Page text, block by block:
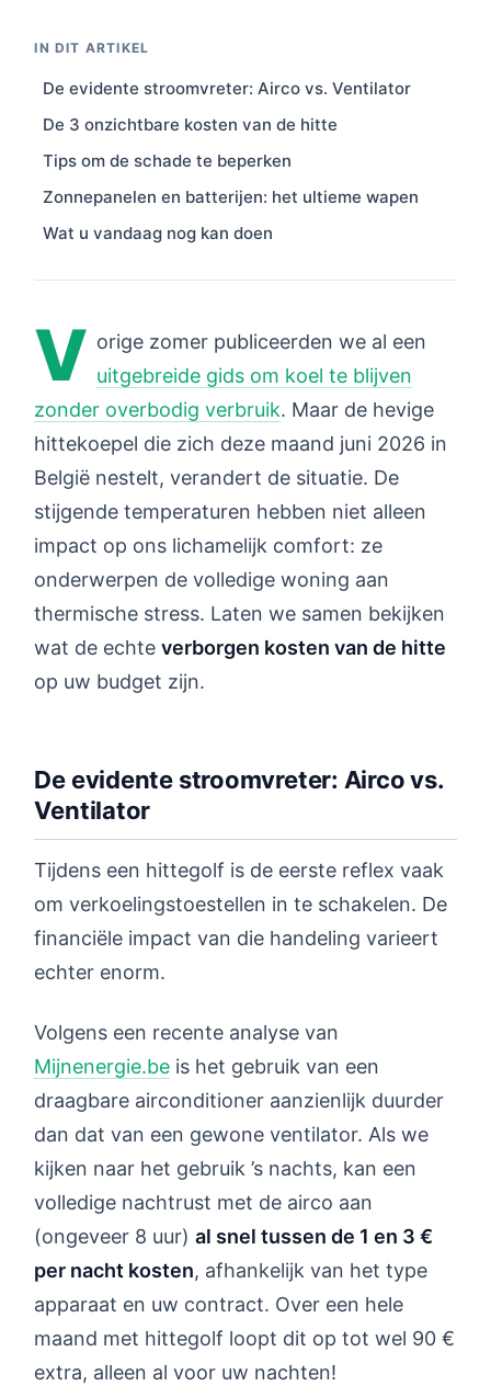
IN DIT ARTIKEL
De evidente stroomvreter: Airco vs. Ventilator
De 3 onzichtbare kosten van de hitte
Tips om de schade te beperken
Zonnepanelen en batterijen: het ultieme wapen
Wat u vandaag nog kan doen
V orige zomer publiceerden we al een
uitgebreide gids om koel te blijven
zonder overbodig verbruik. Maar de hevige
hittekoepel die zich deze maand juni 2026 in
België nestelt, verandert de situatie. De
stijgende temperaturen hebben niet alleen
impact op ons lichamelijk comfort: ze
onderwerpen de volledige woning aan
thermische stress. Laten we samen bekijken
wat de echteverborgen kosten van de hitte
op uw budget zijn.
De evidente stroomvreter: Airco vs.
Ventilator
Tijdens een hittegolf is de eerste reflex vaak
om verkoelingstoestellen in te schakelen. De
financiële impact van die handeling varieert
echter enorm.
Volgens een recente analyse van
Mijnenergie.be is het gebruik van een
draagbare airconditioner aanzienlijk duurder
dan dat van een gewone ventilator. Als we
kijken naar het gebruik ’s nachts, kan een
volledige nachtrust met de airco aan
(ongeveer 8 uur)al snel tussen de 1 en 3 €
per nacht kosten, afhankelijk van het type
apparaat en uw contract. Over een hele
maand met hittegolf loopt dit op tot wel 90 €
extra, alleen al voor uw nachten!